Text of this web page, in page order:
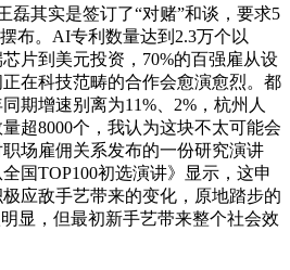
磊其实是签订了“对赌”和谈，要求5
布。AI专利数量达到2.3万个以
片到美元投资，70%的百强雇从设
在科技范畴的合作会愈演愈烈。都
期增速别离为11%、2%，杭州人
超8000个，我认为这块不太可能会
场雇佣关系发布的一份研究演讲
全国TOP100初选演讲》显示，这申
应敌手艺带来的变化，原地踏步的
显，但最初新手艺带来整个社会效